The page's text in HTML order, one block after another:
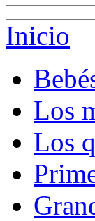
Inicio
Los
Los